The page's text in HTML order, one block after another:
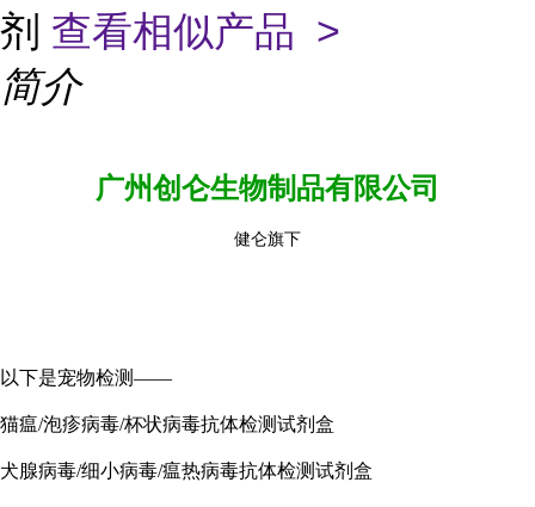
剂 查看相似产品 >
简介
广州创仑生物制品有限公司
健仑旗下
以下是宠物检测——
猫瘟/泡疹病毒/杯状病毒抗体检测试剂盒
犬腺病毒/细小病毒/瘟热病毒抗体检测试剂盒